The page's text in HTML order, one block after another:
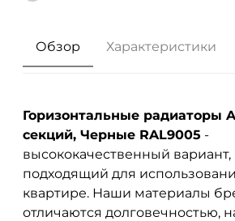
Обзор Характеристики
Горизонтальные радиаторы
секций, Черные RAL9005 -
высококачественный
подходящий для
квартире. Наши материалы
отличаются долговечностью,